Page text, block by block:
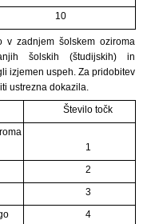
10
v zadnjem šolskem oziroma
šolskih (študijskih) in
izjemen uspeh. Za pridobitev
ustrezna dokazila.
Število točk
1
2
3
4